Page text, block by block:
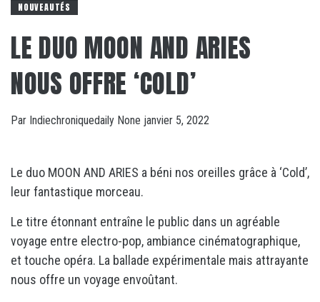
NOUVEAUTÉS
LE DUO MOON AND ARIES
NOUS OFFRE ‘COLD’
Par Indiechroniquedaily None janvier 5, 2022
Le duo MOON AND ARIES a béni nos oreilles grâce à ‘Cold’,
leur fantastique morceau.
Le titre étonnant entraîne le public dans un agréable
voyage entre electro-pop, ambiance cinématographique,
et touche opéra. La ballade expérimentale mais attrayante
nous offre un voyage envoûtant.